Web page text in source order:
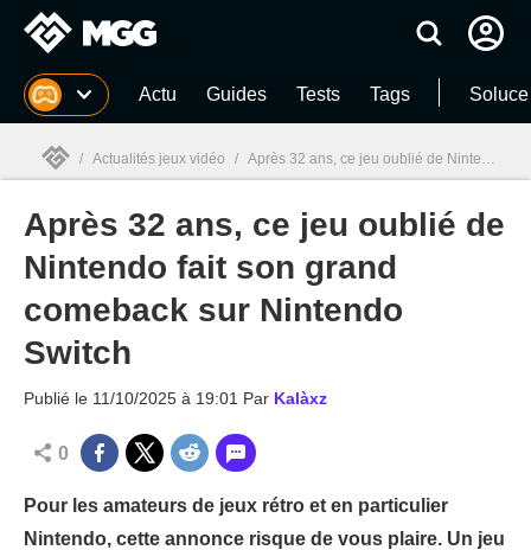
MGG Actu Guides Tests Tags
MGG
/ Actualités jeux vidéo / Après 32 ans, ce jeu oublié de Nintendo fait son grand comeback sur Nintendo Switch
Après 32 ans, ce jeu oublié de
Nintendo fait son grand
comeback sur Nintendo
Switch
Publié le 11/10/2025 à 19:01 Par Kalàxz
0
Pour les amateurs de jeux rétro et en particulier
Nintendo, cette annonce risque de vous plaire. Un jeu